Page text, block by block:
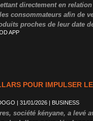
directement en
consommateurs afin de
proches de leur date
APP
POUR IMPULSER
| 31/01/2026 | BUSINESS
société kényane, a levé